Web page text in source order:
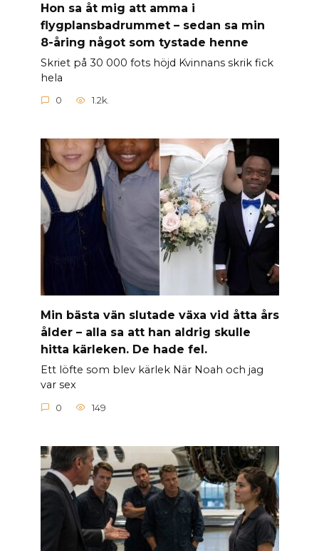
Hon sa åt mig att amma i
flygplansbadrummet – sedan sa min
8-åring något som tystade henne
Skriet på 30 000 fots höjd Kvinnans skrik fick
hela
0 1.2k.
Min bästa vän slutade växa vid åtta års
ålder – alla sa att han aldrig skulle
hitta kärleken. De hade fel.
Ett löfte som blev kärlek När Noah och jag
var sex
0 149